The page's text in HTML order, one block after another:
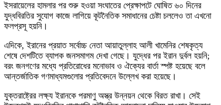
ইসরায়েলের হামলার পর শুরু হওয়া সংঘাতের প্রেক্ষাপটে ঘোষিত ৬০ দিনের
যুদ্ধবিরতির সুযোগ কাজে লাগিয়ে কূটনৈতিক সমাধানের চেষ্টা চললেও তা এখনো
ফলপ্রসূ হয়নি।
এদিকে, ইরানের প্রয়াত সর্বোচ্চ নেতা আয়াতুল্লাহ আলী খামেনির শেষকৃত্য
শেষে দেশটিতে ব্যাপক জনসমাগম দেখা গেছে। যুদ্ধের পর ইরান দুর্বল হয়নি;
বরং জনগণের মধ্যে প্রতিরোধের মনোভাব ও ঐক্যের বার্তা স্পষ্ট হয়েছে বলে
আন্তর্জাতিক গণমাধ্যমগুলোর প্রতিবেদনে উল্লেখ করা হয়েছে।
যুক্তরাষ্ট্রের লক্ষ্য ইরানকে পরমাণু অস্ত্র উন্নয়ন থেকে বিরত রাখা। সেই